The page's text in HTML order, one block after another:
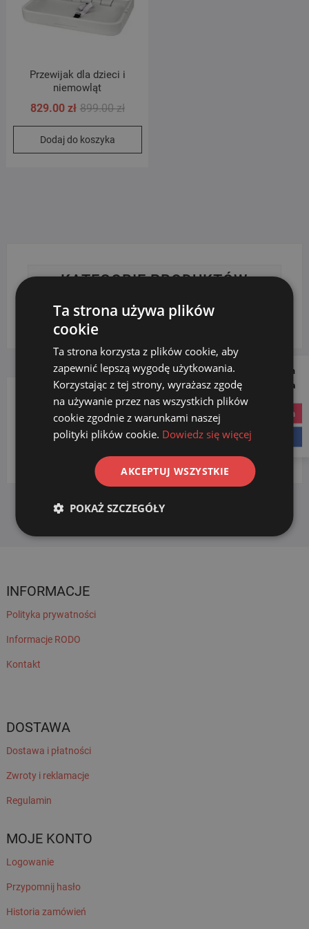
Przewijak dla dzieci i
niemowląt
899.00złPierwotna
cena
899.00 zł.
829.00 zł
Aktualna
cena
829.00 zł.
Dodaj do koszyka
KATEGORIE PRODUKTÓW
Wybierz kategorię
FILTRUJ WG. WKŁADU
INFORMACJE
Polityka prywatności
Informacje RODO
Kontakt
DOSTAWA
Dostawa i płatności
Zwroty i reklamacje
Regulamin
MOJE KONTO
Logowanie
Przypomnij hasło
Historia zamówień
Follow us on
Social Media
instagram
Ta strona używa plików
cookie
Ta strona korzysta z plików cookie, aby
zapewnić lepszą wygodę użytkowania.
Korzystając z tej strony, wyrażasz zgodę
na używanie przez nas wszystkich plików
cookie zgodnie z warunkami naszej
polityki plików cookie. Dowiedz się więcej
AKCEPTUJ WSZYSTKIE
POKAŻ SZCZEGÓŁY